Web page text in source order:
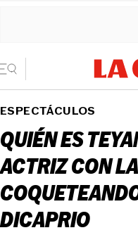
ESPECTÁCULOS
QUIÉN ES
ACTRIZ CON
DICAPRIO